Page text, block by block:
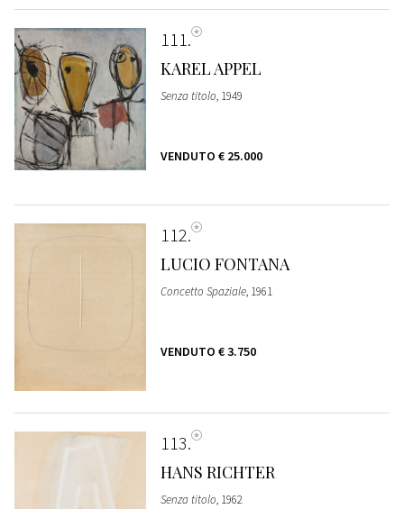
111
KAREL APPEL
Senza titolo, 1949
VENDUTO € 25.000
112
LUCIO FONTANA
Concetto Spaziale, 1961
VENDUTO € 3.750
113
HANS RICHTER
Senza titolo, 1962